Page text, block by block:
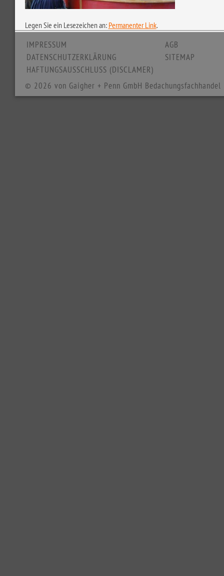
Legen Sie ein Lesezeichen an: Permanenter Link.
IMPRESSUM
DATENSCHUTZERKLÄRUNG
HAFTUNGSAUSSCHLUSS (DISCLAMER)
AGB
SITEMAP
© 2026 von Gaigher + Penn GmbH Bedachungsfachhandel